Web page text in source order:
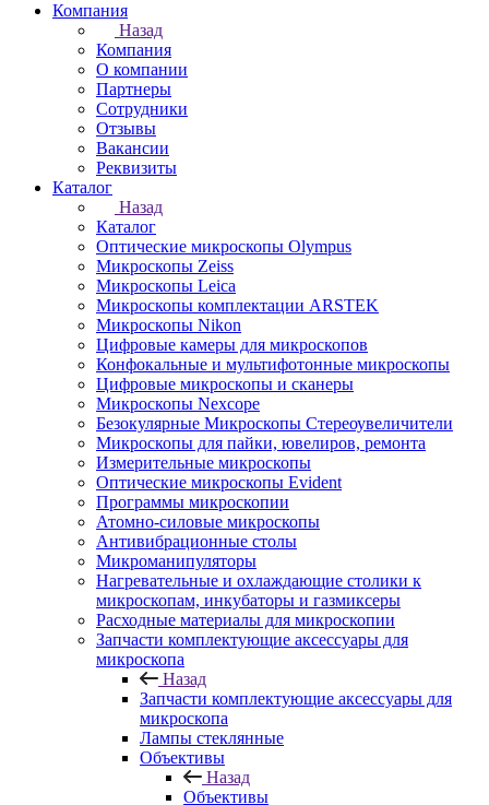
Компания
Назад
Компания
О компании
Партнеры
Сотрудники
Отзывы
Вакансии
Реквизиты
Каталог
Назад
Каталог
Оптические микроскопы Olympus
Микроскопы Zeiss
Микроскопы Leica
Микроскопы комплектации ARSTEK
Микроскопы Nikon
Цифровые камеры для микроскопов
Конфокальные и мультифотонные микроскопы
Цифровые микроскопы и сканеры
Микроскопы Nexcope
Безокулярные Микроскопы Стереоувеличители
Микроскопы для пайки, ювелиров, ремонта
Измерительные микроскопы
Оптические микроскопы Evident
Программы микроскопии
Атомно-силовые микроскопы
Антивибрационные столы
Микроманипуляторы
Нагревательные и охлаждающие столики к
микроскопам, инкубаторы и газмиксеры
Расходные материалы для микроскопии
Запчасти комплектующие аксессуары для
микроскопа
Назад
Запчасти комплектующие аксессуары для
микроскопа
Лампы стеклянные
Объективы
Назад
Объективы